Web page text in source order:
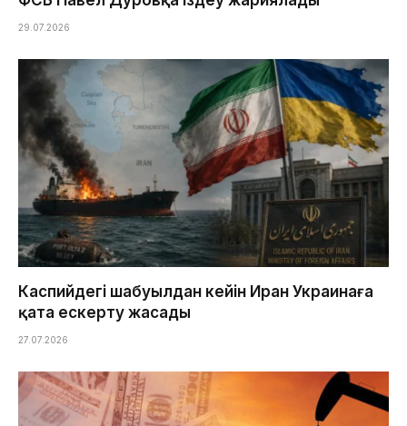
29.07.2026
Каспийдегі шабуылдан кейін Иран Украинаға
қатаң ескерту жасады
27.07.2026